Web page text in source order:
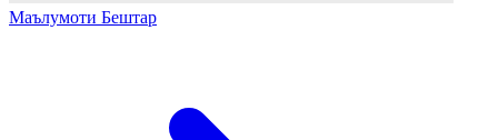
Маълумоти Бештар